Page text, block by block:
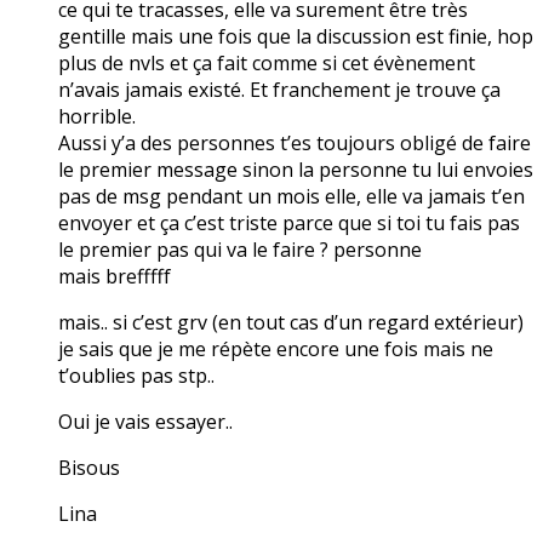
ce qui te tracasses, elle va surement être très
gentille mais une fois que la discussion est finie, hop
plus de nvls et ça fait comme si cet évènement
n’avais jamais existé. Et franchement je trouve ça
horrible.
Aussi y’a des personnes t’es toujours obligé de faire
le premier message sinon la personne tu lui envoies
pas de msg pendant un mois elle, elle va jamais t’en
envoyer et ça c’est triste parce que si toi tu fais pas
le premier pas qui va le faire ? personne
mais brefffff
mais.. si c’est grv (en tout cas d’un regard extérieur)
je sais que je me répète encore une fois mais ne
t’oublies pas stp..
Oui je vais essayer..
Bisous
Lina